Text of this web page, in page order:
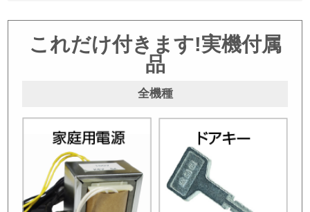
これだけ付きます!実機付属
品
全機種